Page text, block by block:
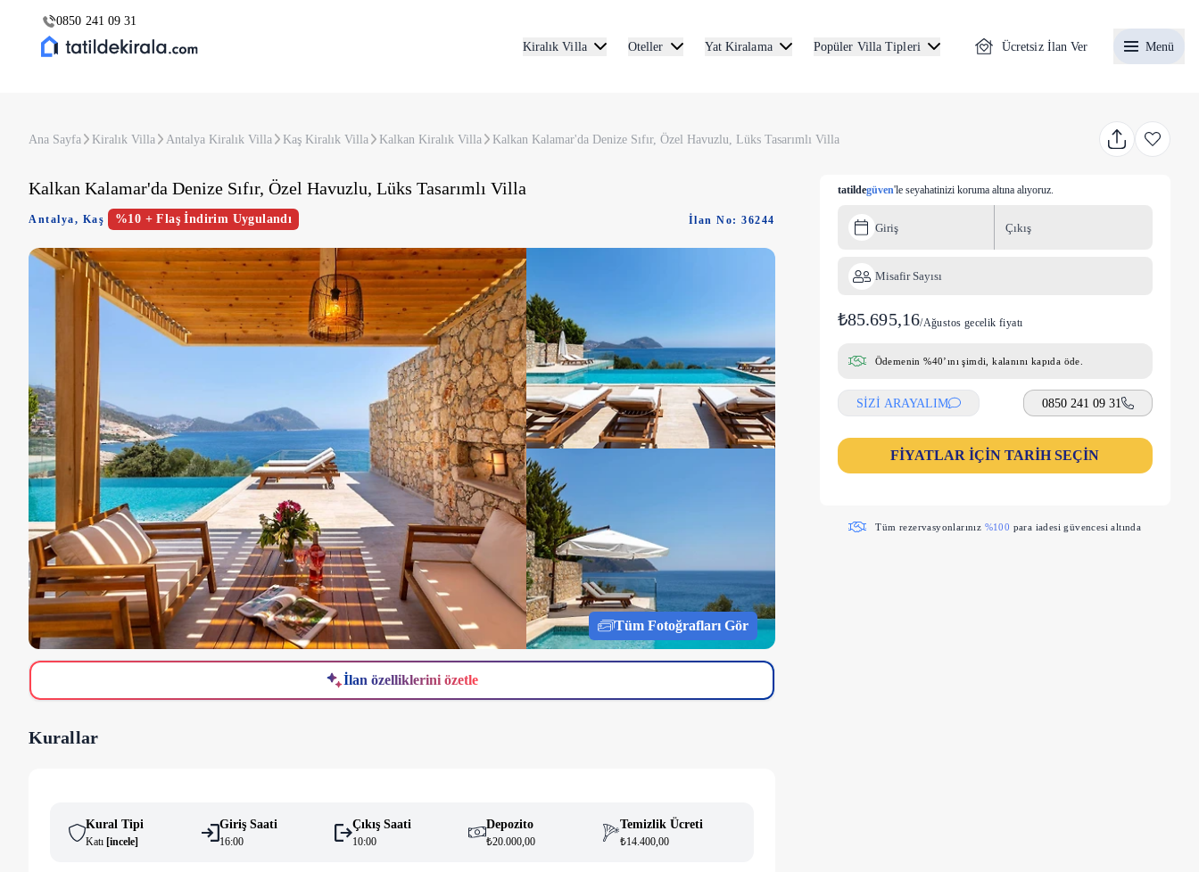
0850 241 09 31
Kiralık Villa
Oteller Yat Kiralama Popüler Villa Tipleri Ücretsiz İlan Ver Menü
Ana Sayfa Kiralık Villa Antalya Kiralık Villa Kaş Kiralık Villa Kalkan Kiralık Villa Kalkan Kalamar'da Denize Sıfır, Özel Havuzlu, Lüks Tasarımlı Villa
Kalkan Kalamar'da Denize Sıfır, Özel Havuzlu, Lüks Tasarımlı Villa
Antalya, Kaş %10 + Flaş İndirim Uygulandı İlan No: 36244
Tüm Fotoğrafları Gör
İlan özelliklerini özetle
Kurallar
Kural Tipi
Katı [i̇ncele]
Giriş Saati
16:00
Çıkış Saati
10:00
Depozito
₺20.000,00
Temizlik Ücreti
₺14.400,00
tatildegüven'le seyahatinizi koruma altına alıyoruz.
Giriş Çıkış
Misafir Sayısı
₺85.695,16/Ağustos gecelik fiyatı
Ödemenin %40’ını şimdi, kalanını kapıda öde.
SİZİ ARAYALIM 0850 241 09 31
FİYATLAR İÇİN TARİH SEÇİN
Tüm rezervasyonlarınız %100 para iadesi güvencesi altında